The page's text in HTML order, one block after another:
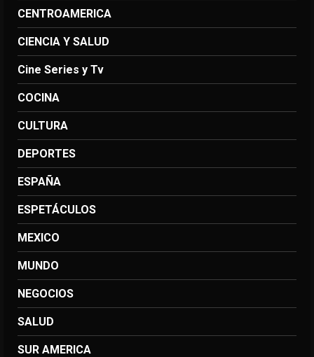
CENTROAMERICA
CIENCIA Y SALUD
Cine Series y Tv
COCINA
CULTURA
DEPORTES
ESPAÑA
ESPETÁCULOS
MEXICO
MUNDO
NEGOCIOS
SALUD
SUR AMERICA